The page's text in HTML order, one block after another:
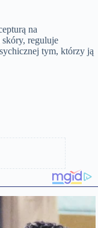
na
reguluje
tym, którzy ją